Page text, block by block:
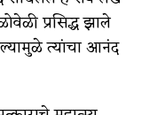
प्रसिद्ध झाले
त्यांचा आनंद